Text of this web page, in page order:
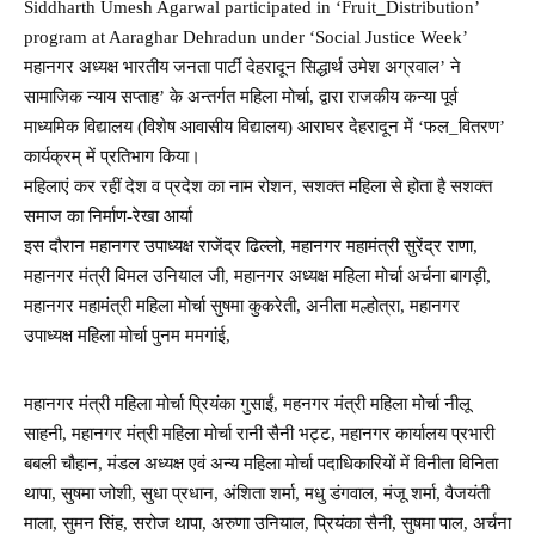
Siddharth Umesh Agarwal participated in ‘Fruit_Distribution’
program at Aaraghar Dehradun under ‘Social Justice Week’
महानगर अध्यक्ष भारतीय जनता पार्टी देहरादून सिद्धार्थ उमेश अग्रवाल’ ने
सामाजिक न्याय सप्ताह’ के अन्तर्गत महिला मोर्चा, द्वारा राजकीय कन्या पूर्व
माध्यमिक विद्यालय (विशेष आवासीय विद्यालय) आराघर देहरादून में ‘फल_वितरण’
कार्यक्रम् में प्रतिभाग किया।
महिलाएं कर रहीं देश व प्रदेश का नाम रोशन, सशक्त महिला से होता है सशक्त
समाज का निर्माण-रेखा आर्या
इस दौरान महानगर उपाध्यक्ष राजेंद्र ढिल्लो, महानगर महामंत्री सुरेंद्र राणा,
महानगर मंत्री विमल उनियाल जी, महानगर अध्यक्ष महिला मोर्चा अर्चना बागड़ी,
महानगर महामंत्री महिला मोर्चा सुषमा कुकरेती, अनीता मल्होत्रा, महानगर
उपाध्यक्ष महिला मोर्चा पुनम ममगांई,
महानगर मंत्री महिला मोर्चा प्रियंका गुसाईं, महनगर मंत्री महिला मोर्चा नीलू
साहनी, महानगर मंत्री महिला मोर्चा रानी सैनी भट्ट, महानगर कार्यालय प्रभारी
बबली चौहान, मंडल अध्यक्ष एवं अन्य महिला मोर्चा पदाधिकारियों में विनीता विनिता
थापा, सुषमा जोशी, सुधा प्रधान, अंशिता शर्मा, मधु डंगवाल, मंजू शर्मा, वैजयंती
माला, सुमन सिंह, सरोज थापा, अरुणा उनियाल, प्रियंका सैनी, सुषमा पाल, अर्चना